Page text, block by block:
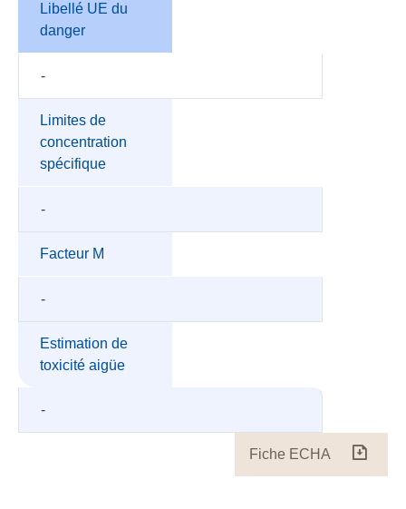
Libellé UE du
danger
-
Limites de
concentration
spécifique
-
Facteur M
-
Estimation de
toxicité aigüe
-
Fiche ECHA